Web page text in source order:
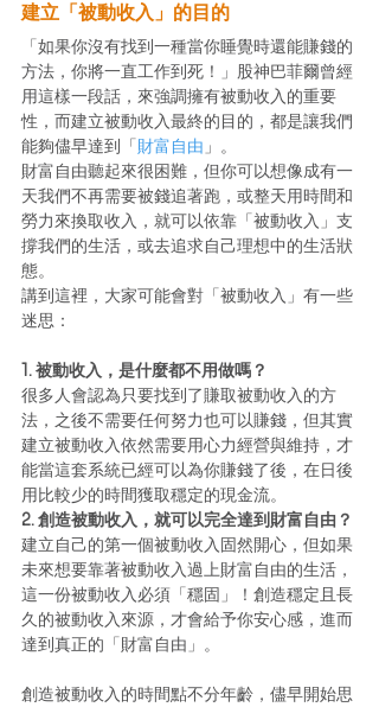
建立「被動收入」的目的
「如果你沒有找到一種當你睡覺時還能賺錢的
方法，你將一直工作到死！」股神巴菲爾曾經
用這樣一段話，來強調擁有被動收入的重要
性，而建立被動收入最終的目的，都是讓我們
能夠儘早達到「財富自由 」。
財富自由聽起來很困難，但你可以想像成有一
天我們不再需要被錢追著跑，或整天用時間和
勞力來換取收入，就可以依靠「被動收入」支
撐我們的生活，或去追求自己理想中的生活狀
態。
講到這裡，大家可能會對「被動收入」有一些
迷思：
1. 被動收入，是什麼都不用做嗎？
很多人會認為只要找到了賺取被動收入的方
法，之後不需要任何努力也可以賺錢，但其實
建立被動收入依然需要用心力經營與維持，才
能當這套系統已經可以為你賺錢了後，在日後
用比較少的時間獲取穩定的現金流。
2. 創造被動收入，就可以完全達到財富自由？
建立自己的第一個被動收入固然開心，但如果
未來想要靠著被動收入過上財富自由的生活，
這一份被動收入必須「穩固」！創造穩定且長
久的被動收入來源，才會給予你安心感，進而
達到真正的「財富自由」。
創造被動收入的時間點不分年齡，儘早開始思